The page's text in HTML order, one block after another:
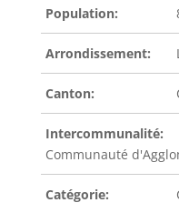
Population:
Arrondissement:
Canton:
Intercommunalité:
Communauté
Catégorie: